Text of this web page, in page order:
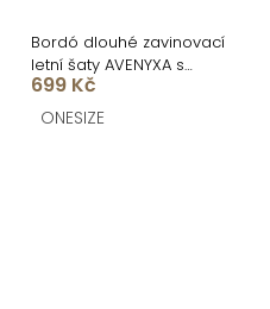
Bordó dlouhé zavinovací
letní šaty AVENYXA s
páskem
699 Kč
ONESIZE